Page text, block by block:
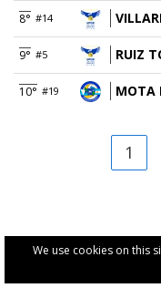
We use cookies on this
8° #14
9° #5 RUIZ
10° #19 MOTA
1